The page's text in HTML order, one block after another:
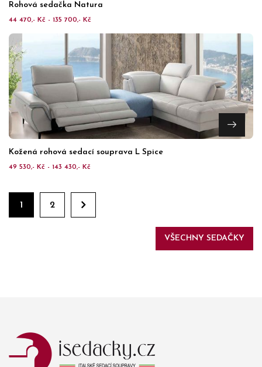
Rohová sedačka Natura
44 470,- Kč - 135 700,- Kč
Kožená rohová sedací souprava L Spice
49 530,- Kč - 143 430,- Kč
1 2
VŠECHNY SEDAČKY